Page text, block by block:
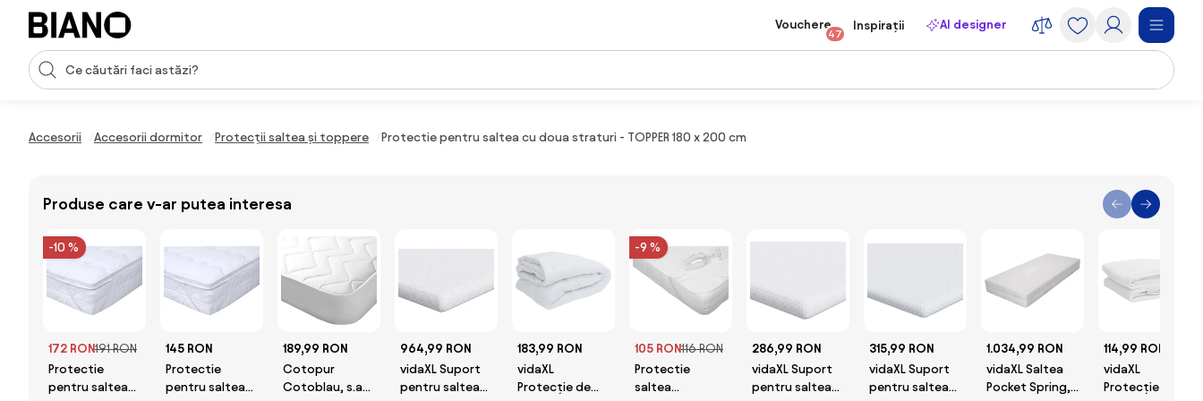
Sari peste navigare, accesează conținutul
Introducerea căutării
Vouchere
47
Inspirații AI designer
Accesorii Accesorii dormitor Protecții saltea și toppere Protectie pentru saltea cu doua straturi - TOPPER 180 x 200 cm
Produse care v-ar putea interesa
-10 %
172 RON191 RON
Protectie
pentru saltea
145 RON
Protectie
pentru saltea
189,99 RON
Cotopur
Cotoblau, s.a
964,99 RON
vidaXL Suport
pentru saltea
183,99 RON
vidaXL
Protecție de
-9 %
105 RON116 RON
Protectie
saltea
286,99 RON
vidaXL Suport
pentru saltea
315,99 RON
vidaXL Suport
pentru saltea
1.034,99 RON
vidaXL Saltea
Pocket Spring,
114,99 RON
vidaXL
Protecție de